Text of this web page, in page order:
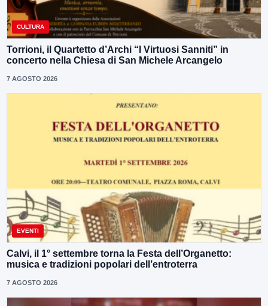
CULTURA
Torrioni, il Quartetto d’Archi “I Virtuosi Sanniti” in
concerto nella Chiesa di San Michele Arcangelo
7 AGOSTO 2026
EVENTI
Calvi, il 1° settembre torna la Festa dell’Organetto:
musica e tradizioni popolari dell’entroterra
7 AGOSTO 2026